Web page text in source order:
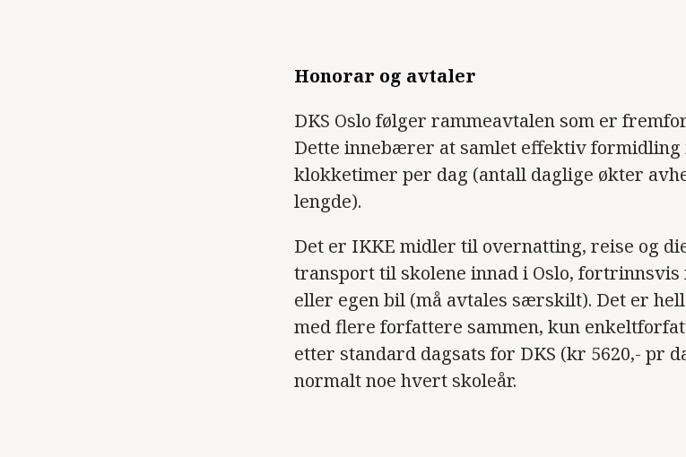
Honorar og avtaler
DKS Oslo følger rammeavtalen som er
Dette innebærer at samlet effektiv
klokketimer per dag (antall daglige økter
lengde).
Det er IKKE midler til overnatting, reise og
transport til skolene innad i Oslo,
eller egen bil (må avtales særskilt). Det er
med flere forfattere sammen, kun
etter standard dagsats for DKS (kr 5620,- pr
normalt noe hvert skoleår.